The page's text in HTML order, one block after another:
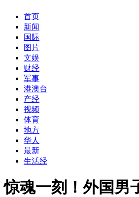
首页
新闻
国际
图片
文娱
财经
军事
港澳台
产经
视频
体育
地方
华人
最新
生活经
惊魂一刻！外国男